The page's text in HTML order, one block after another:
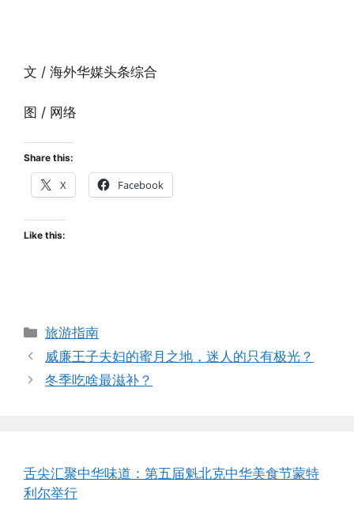
文 / 海外华媒头条综合
图 / 网络
Share this:
X Facebook
Like this:
Categories
旅游指南
威廉王子夫妇的蜜月之地，迷人的只有极光？
冬季吃啥最滋补？
舌尖汇聚中华味道：第五届魁北克中华美食节蒙特
利尔举行